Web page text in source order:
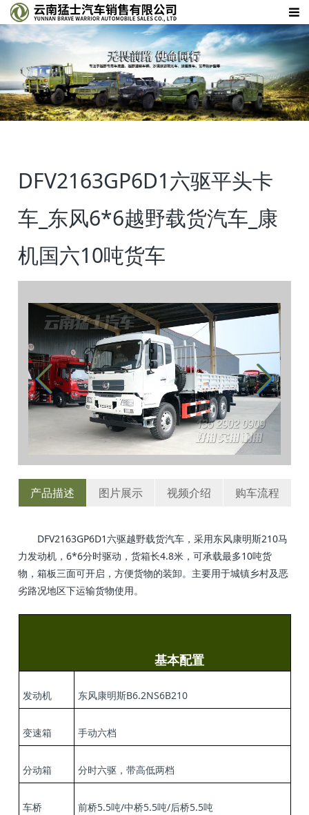
DFV2163GP6D1六驱平头卡
车_东风6*6越野载货汽车_康
机国六10吨货车
产品描述 图片展示 视频介绍 购车流程
DFV2163GP6D1六驱越野载货汽车，采用东风康明斯210马
力发动机，6*6分时驱动，货箱长4.8米，可承载最多10吨货
物，箱板三面可开启，方便货物的装卸。主要用于城镇乡村及恶
劣路况地区下运输货物使用。
基本配置
发动机 东风康明斯B6.2NS6B210
变速箱 手动六档
分动箱 分时六驱，带高低两档
车桥 前桥5.5吨/中桥5.5吨/后桥5.5吨